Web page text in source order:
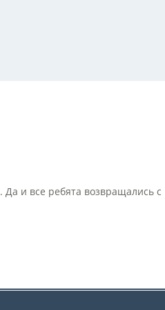
и все ребята возвращались с